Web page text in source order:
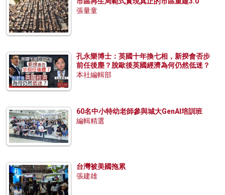
張量童
孔永樂博士：英國十年換七相，新揆會否步
前任後塵？脫歐後英國經濟為何仍然低迷？
本社編輯部
60名中小特幼老師參與城大GenAI培訓班
編輯精選
台灣被美國拖累
張建雄